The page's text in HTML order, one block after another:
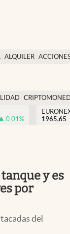
ALQUILER
USA
0.01%
1965,65
y es
por
del